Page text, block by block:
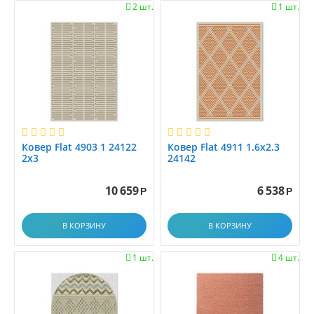
0.9x4.0
0.9x4.5
0.9x5.0
0.9x5.5
0.9x6.0
1,6x2.3
1.0
1.0x1.0
1.0x1.9
1.0x2.0
1.0x2.1
1.0x2.25
2 шт.

Ковер Flat 4903 1 24122
2x3
10 659 Р
В КОРЗИНУ
1 шт.

Ковер Flat 4911 1.6х2.3
24142
6 538 Р
В КОРЗИНУ
1 шт.
 4 шт.
